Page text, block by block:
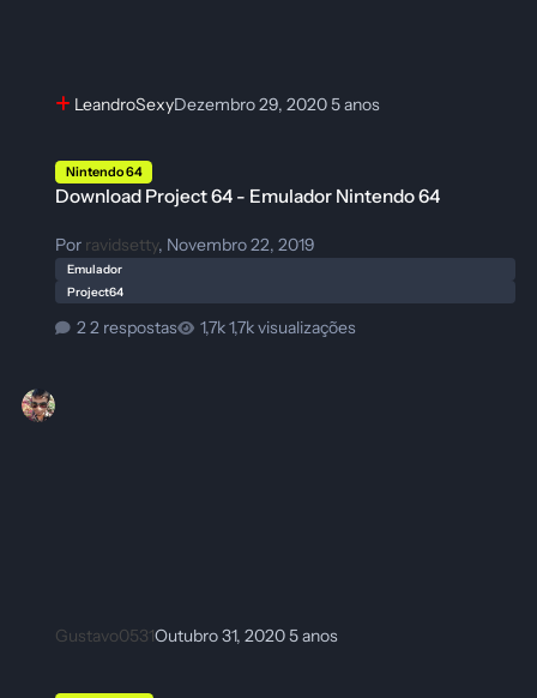
LeandroSexyDezembro 29, 20205 anos
Nintendo 64
Download Project 64 - Emulador Nintendo 64
Por ravidsetty, Novembro 22, 2019
Emulador
Project64
2 respostas 1,7k visualizações
Gustavo0531Outubro 31, 20205 anos